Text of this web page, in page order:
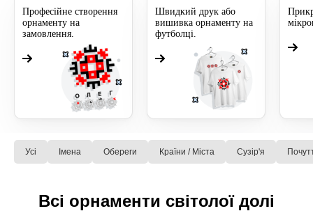
Професійне створення
орнаменту на
замовлення.
Швидкий друк або
вишивка орнаменту на
футболці.
Усі Імена Обереги Країни / Міста Сузiр'я
Всі орнаменти світолої долі